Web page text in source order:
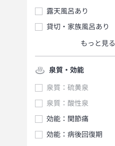
露天風呂あり
貸切・家族風呂あり
もっと見る
泉質・効能
泉質：硫黄泉
泉質：酸性泉
効能：関節痛
効能：病後回復期